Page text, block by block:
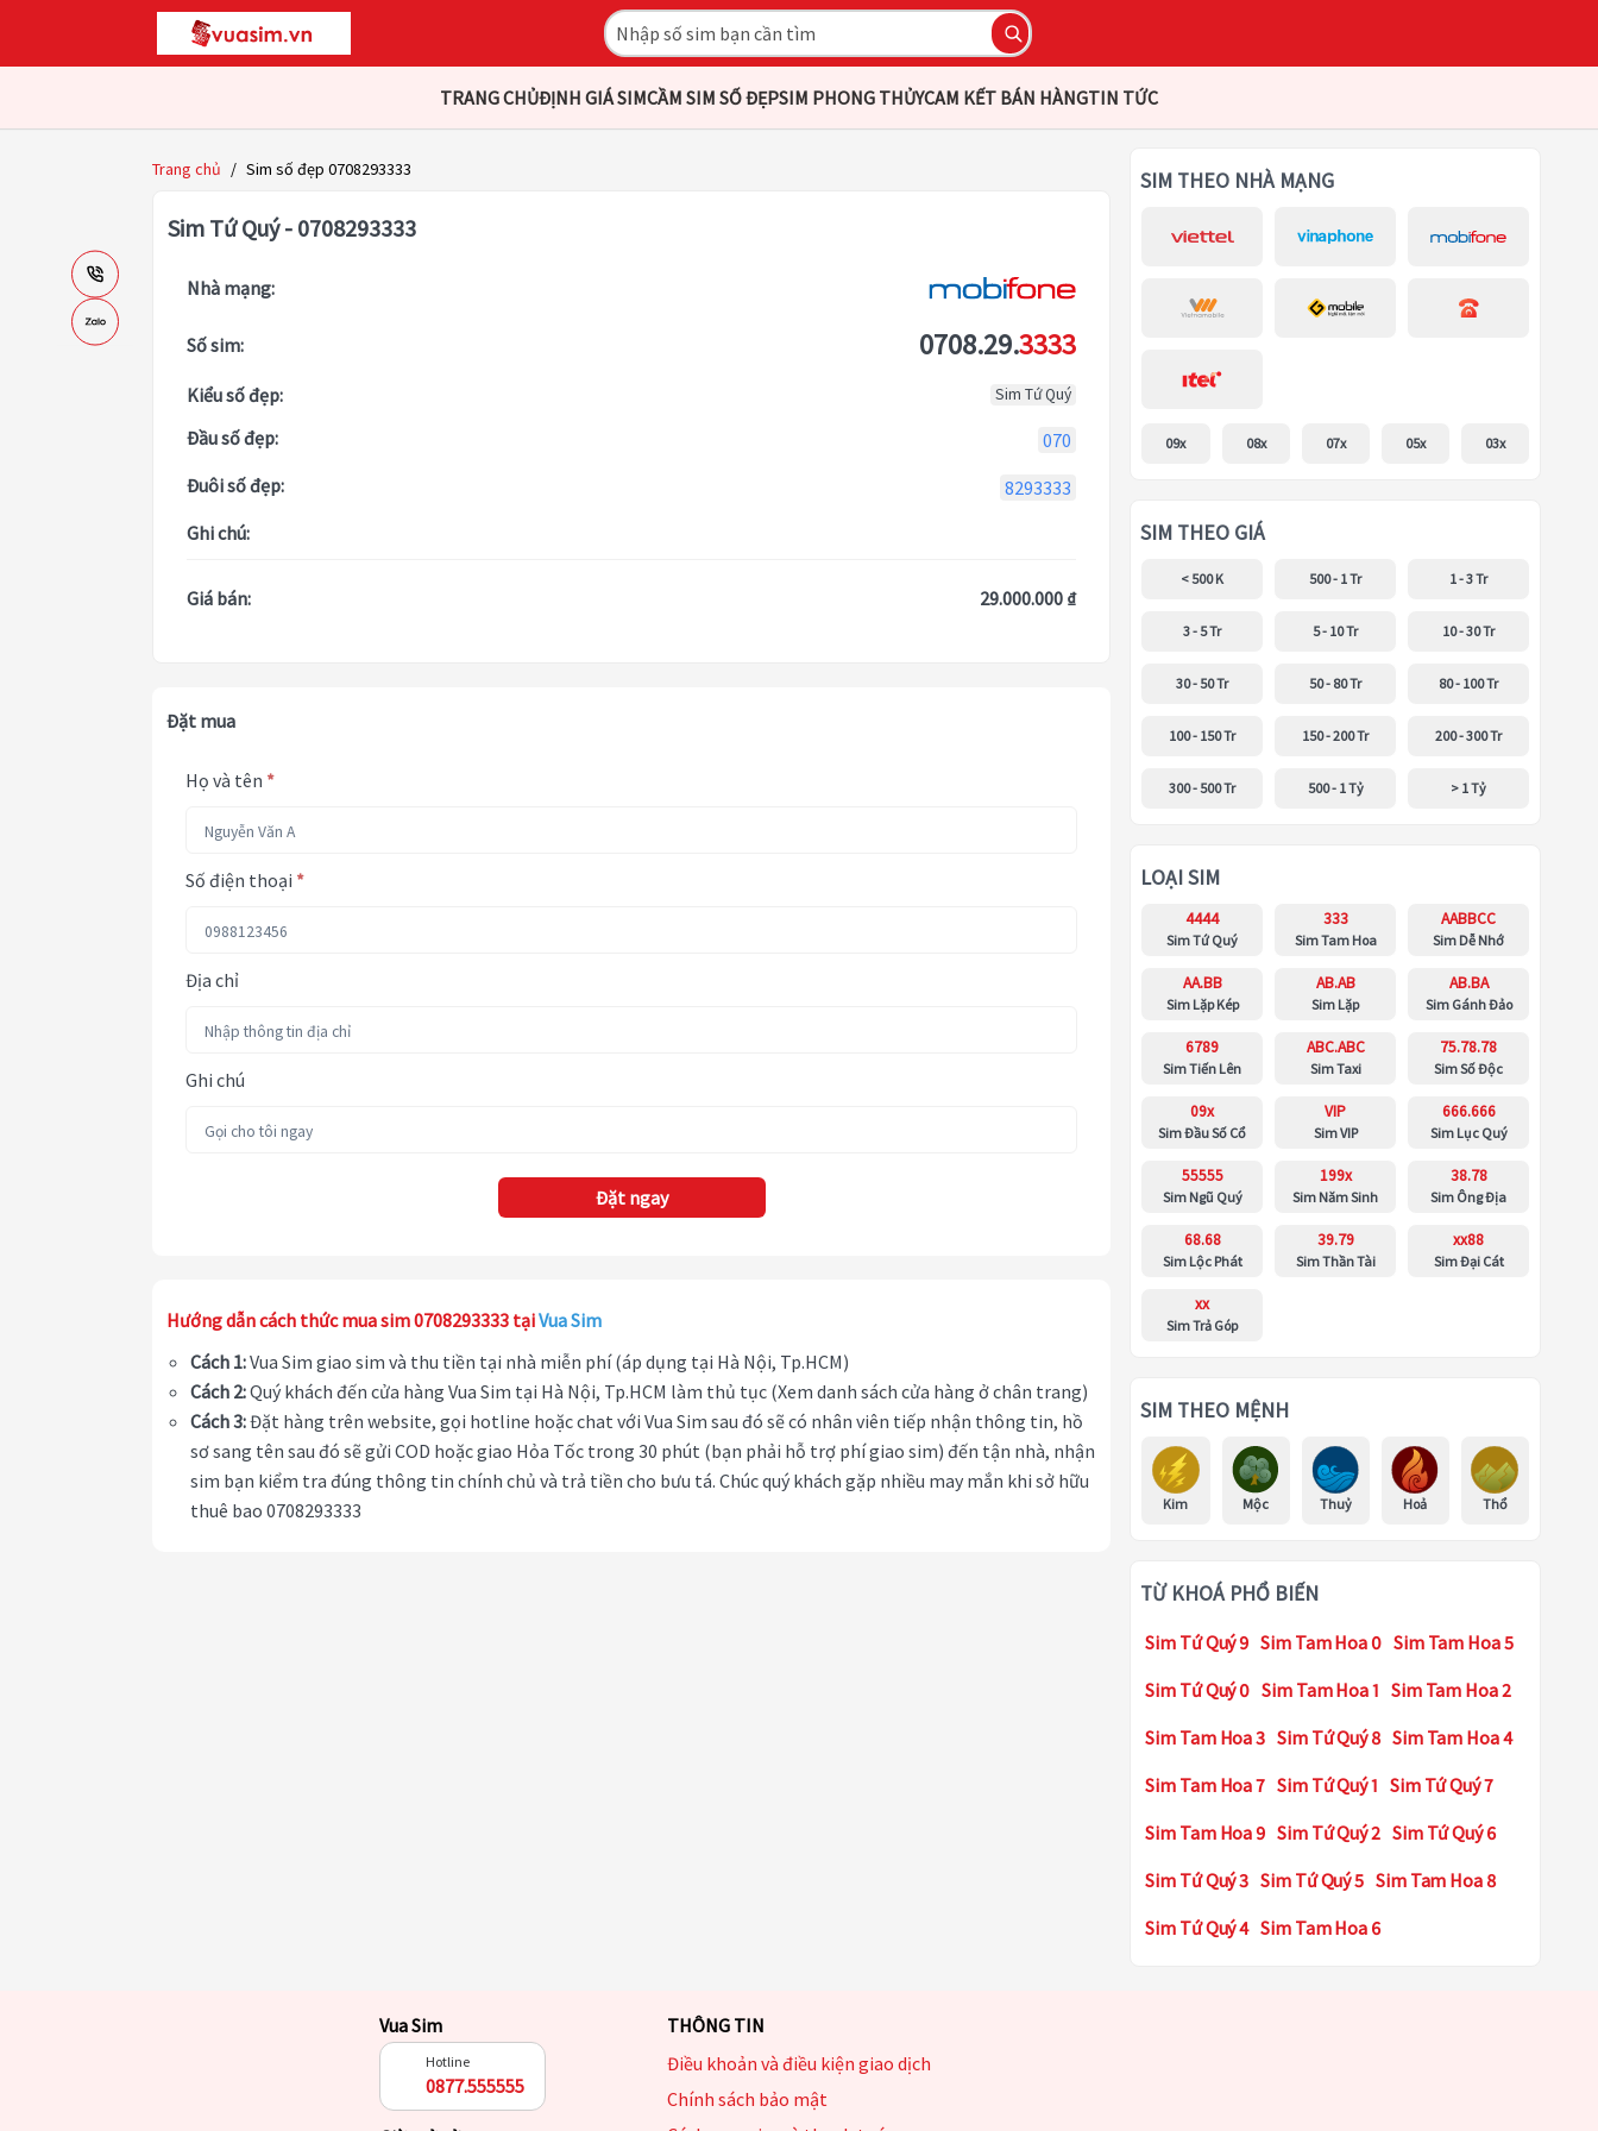
TRANG CHỦĐỊNH GIÁ SIMCẦM SIM SỐ ĐẸPSIM PHONG THỦYCAM KẾT BÁN HÀNGTIN TỨC
Trang chủ / Sim số đẹp 0708293333
Sim Tứ Quý - 0708293333
Nhà mạng:
Số sim: 0708.29.3333
Kiểu số đẹp: Sim Tứ Quý
Đầu số đẹp:
070
Đuôi số đẹp:
8293333
Ghi chú:
Giá bán: 29.000.000 ₫
Đặt mua
Họ và tên *
Số điện thoại *
Địa chỉ
Ghi chú
Đặt ngay
Hướng dẫn cách thức mua sim 0708293333 tạiVua Sim
Cách 1:Vua Sim giao sim và thu tiền tại nhà miễn phí (áp dụng tại Hà Nội, Tp.HCM)
Cách 2:Quý khách đến cửa hàng Vua Sim tại Hà Nội, Tp.HCM làm thủ tục (Xem danh sách cửa hàng ở chân trang)
Cách 3:Đặt hàng trên website, gọi hotline hoặc chat với Vua Sim sau đó sẽ có nhân viên tiếp nhận thông tin, hồ
sơ sang tên sau đó sẽ gửi COD hoặc giao Hỏa Tốc trong 30 phút (bạn phải hỗ trợ phí giao sim) đến tận nhà, nhận
sim bạn kiểm tra đúng thông tin chính chủ và trả tiền cho bưu tá. Chúc quý khách gặp nhiều may mắn khi sở hữu
thuê bao 0708293333
SIM THEO NHÀ MẠNG
09x 08x 07x 05x 03x
SIM THEO GIÁ
< 500 K 500 - 1 Tr 1 - 3 Tr
3 - 5 Tr 5 - 10 Tr 10 - 30 Tr
30 - 50 Tr 50 - 80 Tr 80 - 100 Tr
100 - 150 Tr 150 - 200 Tr 200 - 300 Tr
300 - 500 Tr 500 - 1 Tỷ > 1 Tỷ
LOẠI SIM
4444
Sim Tứ Quý
333
Sim Tam Hoa
AABBCC
Sim Dễ Nhớ
AA.BB
Sim Lặp Kép
AB.AB
Sim Lặp
AB.BA
Sim Gánh Đảo
6789
Sim Tiến Lên
ABC.ABC
Sim Taxi
75.78.78
Sim Số Độc
09x
Sim Đầu Số Cổ
VIP
Sim VIP
666.666
Sim Lục Quý
55555
Sim Ngũ Quý
199x
Sim Năm Sinh
38.78
Sim Ông Địa
68.68
Sim Lộc Phát
39.79
Sim Thần Tài
xx88
Sim Đại Cát
xx
Sim Trả Góp
SIM THEO MỆNH
Kim Mộc Thuỷ Hoả Thổ
TỪ KHOÁ PHỔ BIẾN
Sim Tứ Quý 9 Sim Tam Hoa 0 Sim Tam Hoa 5
Sim Tứ Quý 0 Sim Tam Hoa 1 Sim Tam Hoa 2
Sim Tam Hoa 3 Sim Tứ Quý 8 Sim Tam Hoa 4
Sim Tam Hoa 7 Sim Tứ Quý 1 Sim Tứ Quý 7
Sim Tam Hoa 9 Sim Tứ Quý 2 Sim Tứ Quý 6
Sim Tứ Quý 3 Sim Tứ Quý 5 Sim Tam Hoa 8
Sim Tứ Quý 4 Sim Tam Hoa 6
Vua Sim
Hotline
0877.555555
THÔNG TIN
Điều khoản và điều kiện giao dịch
Chính sách bảo mật